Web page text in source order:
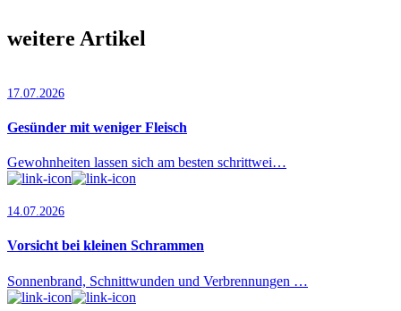
weitere Artikel
17.07.2026
Gesünder mit weniger Fleisch
Gewohnheiten lassen sich am besten schrittwei…
14.07.2026
Vorsicht bei kleinen Schrammen
Sonnenbrand, Schnittwunden und Verbrennungen …